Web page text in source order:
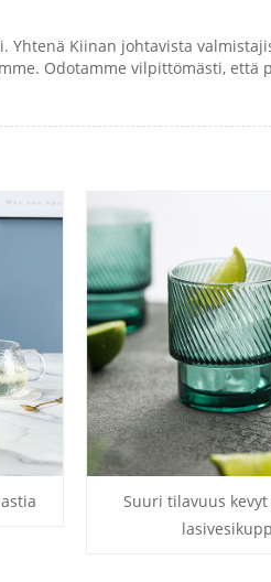
Yhtenä Kiinan johtavista
Odotamme vilpittömästi, että
Suuri tilavuus